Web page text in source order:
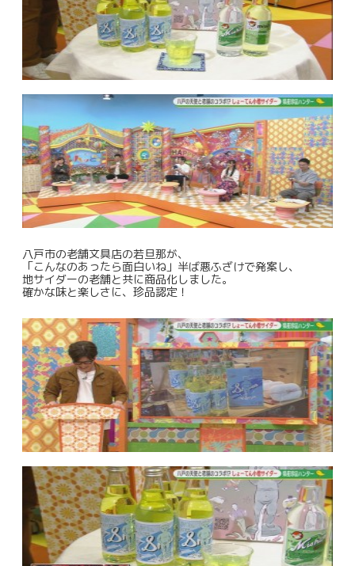
八戸市の老舗文具店の若旦那が、
「こんなのあったら面白いね」半ば悪ふざけで発案し、
地サイダーの老舗と共に商品化しました。
確かな味と楽しさに、珍品認定！